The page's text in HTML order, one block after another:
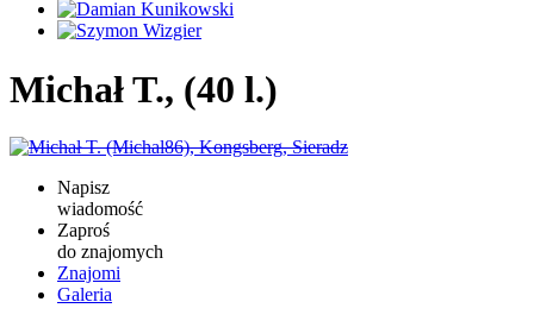
Michał T., (40 l.)
Napisz
wiadomość
Zaproś
do znajomych
Znajomi
Galeria